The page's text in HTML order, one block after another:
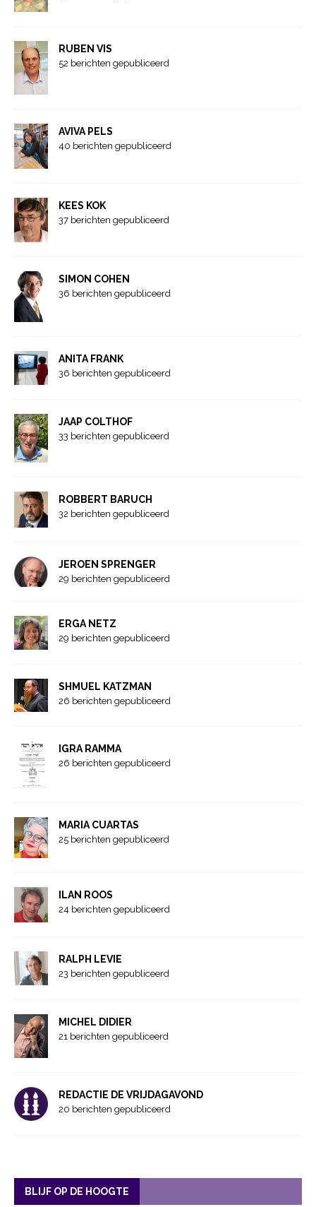
RUBEN VIS
52 berichten gepubliceerd
AVIVA PELS
40 berichten gepubliceerd
KEES KOK
37 berichten gepubliceerd
SIMON COHEN
36 berichten gepubliceerd
ANITA FRANK
36 berichten gepubliceerd
JAAP COLTHOF
33 berichten gepubliceerd
ROBBERT BARUCH
32 berichten gepubliceerd
JEROEN SPRENGER
29 berichten gepubliceerd
ERGA NETZ
29 berichten gepubliceerd
SHMUEL KATZMAN
26 berichten gepubliceerd
IGRA RAMMA
26 berichten gepubliceerd
MARIA CUARTAS
25 berichten gepubliceerd
ILAN ROOS
24 berichten gepubliceerd
RALPH LEVIE
23 berichten gepubliceerd
MICHEL DIDIER
21 berichten gepubliceerd
REDACTIE DE VRIJDAGAVOND
20 berichten gepubliceerd
BLIJF OP DE HOOGTE